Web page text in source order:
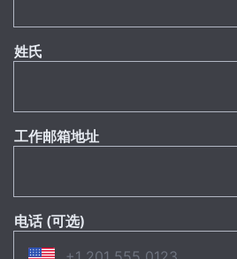
姓氏
工作邮箱地址
电话 (可选)